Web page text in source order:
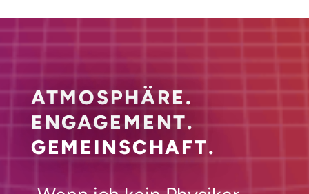
ATMOSPHÄRE.
ENGAGEMENT.
GEMEINSCHAFT.